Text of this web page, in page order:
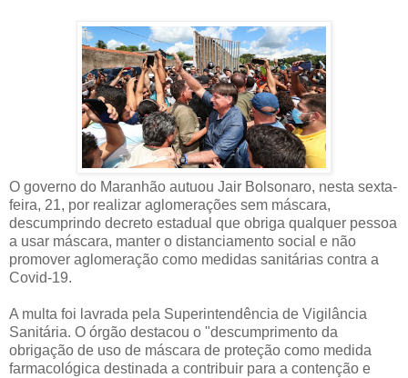
O governo do Maranhão autuou Jair Bolsonaro, nesta sexta-
feira, 21, por realizar aglomerações sem máscara,
descumprindo decreto estadual que obriga qualquer pessoa
a usar máscara, manter o distanciamento social e não
promover aglomeração como medidas sanitárias contra a
Covid-19.
A multa foi lavrada pela Superintendência de Vigilância
Sanitária. O órgão destacou o "descumprimento da
obrigação de uso de máscara de proteção como medida
farmacológica destinada a contribuir para a contenção e